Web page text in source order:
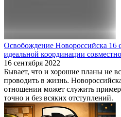
Освобождение Новороссийска 16
идеальной координации
16 сентября 2022
Бывает, что и хорошие планы не
проводить в жизнь.
отношении может служить
точно и без всяких отступлений.